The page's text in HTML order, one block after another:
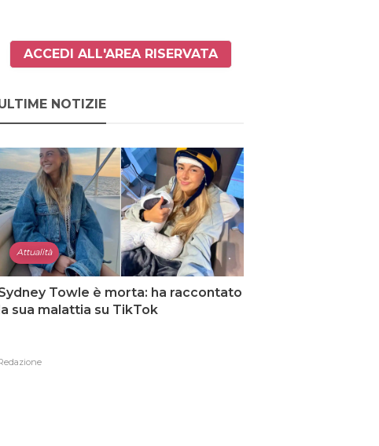
ACCEDI ALL'AREA RISERVATA
NOTIZIE
Attualità
Towle è morta: ha raccontato
sua malattia su TikTok